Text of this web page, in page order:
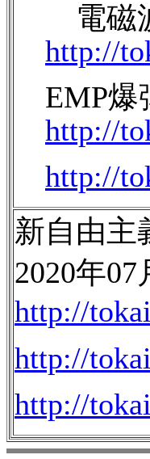
電磁波
http://
EMP爆
http://
http://
新自由主
2020年07
http://
http://
http://